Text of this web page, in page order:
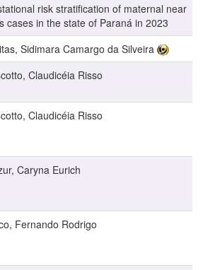
risk stratification of maternal near
cases in the state of Paraná in 2023
Sidimara Camargo da Silveira
Claudicéia Risso
Claudicéia Risso
Caryna Eurich
Fernando Rodrigo